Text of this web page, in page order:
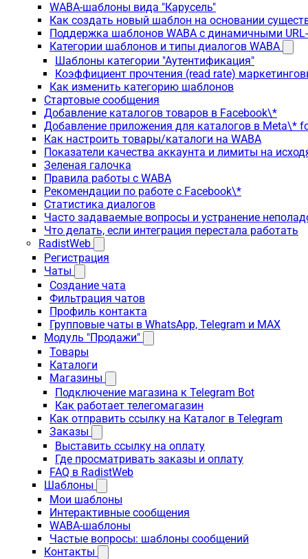
WABA-шаблоны вида "Карусель"
Как создать новый шаблон на основании
Поддержка шаблонов WABA с динамичными
Категории шаблонов и типы диалогов WABA
Шаблоны категории "Аутентификация"
Коэффициент прочтения (read rate)
Как изменить категорию шаблонов
Стартовые сообщения
Добавление каталогов товаров в Facebook\*
Добавление приложения для каталогов в Meta\*
Как настроить товары/каталоги на WABA
Показатели качества аккаунта и лимиты на
Зеленая галочка
Правила работы с WABA
Рекомендации по работе с Facebook\*
Статистика диалогов
Часто задаваемые вопросы и устранение
Что делать, если интеграция перестала работать
RadistWeb
Регистрация
Чаты
Создание чата
Фильтрация чатов
Профиль контакта
Групповые чаты в WhatsApp, Telegram и MAX
Модуль "Продажи"
Товары
Каталоги
Магазины
Подключение магазина к Telegram Bot
Как работает телегомагазин
Как отправить ссылку на Каталог в Telegram
Заказы
Выставить ссылку на оплату
Где просматривать заказы и оплату
FAQ в RadistWeb
Шаблоны
Мои шаблоны
Интерактивные сообщения
WABA-шаблоны
Частые вопросы: шаблоны сообщений
Контакты